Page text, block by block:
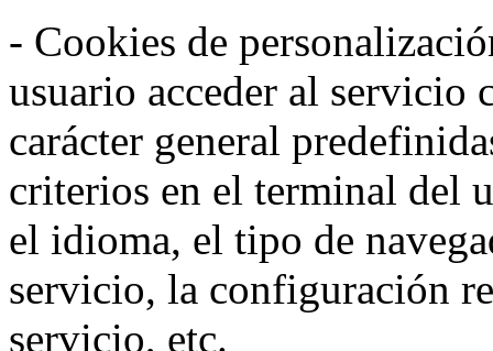
- Cookies de
usuario acceder al servicio
carácter general
criterios en el terminal del
el idioma, el tipo de
servicio, la configuración
servicio, etc.